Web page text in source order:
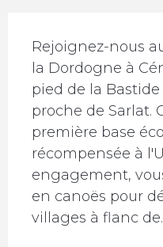
Description
Rejoignez-nous
la Dordogne à
pied de la
proche de Sarlat.
première base
récompensée à
engagement,
en canoës pour
villages à flanc